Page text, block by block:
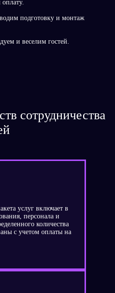
подготовку и монтаж
и веселим гостей.
сотрудничества
услуг включает в
персонала и
количества
с учетом оплаты на